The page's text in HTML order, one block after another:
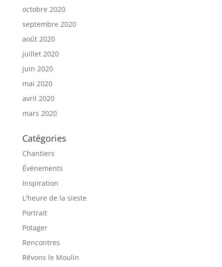
octobre 2020
septembre 2020
août 2020
juillet 2020
juin 2020
mai 2020
avril 2020
mars 2020
Catégories
Chantiers
Événements
Inspiration
L'heure de la sieste
Portrait
Potager
Rencontres
Rêvons le Moulin